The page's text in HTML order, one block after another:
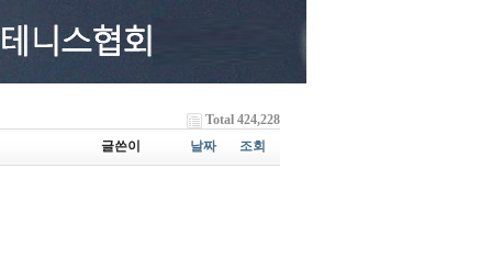
Total 424,228
글쓴이 날짜 조회